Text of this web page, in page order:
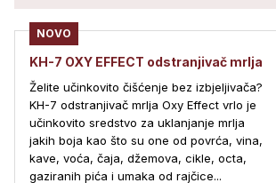
NOVO
KH-7 OXY EFFECT odstranjivač mrlja
Želite učinkovito čišćenje bez izbjeljivača?
KH-7 odstranjivač mrlja Oxy Effect vrlo je
učinkovito sredstvo za uklanjanje mrlja
jakih boja kao što su one od povrća, vina,
kave, voća, čaja, džemova, cikle, octa,
gaziranih pića i umaka od rajčice...